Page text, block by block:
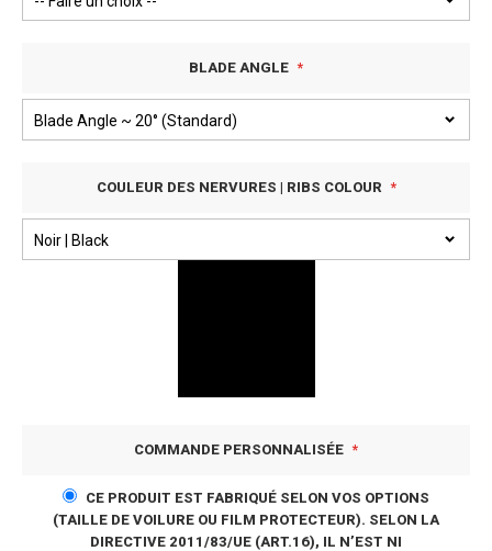
BLADE ANGLE
COULEUR DES NERVURES | RIBS COLOUR
COMMANDE PERSONNALISÉE
CE PRODUIT EST FABRIQUÉ SELON VOS OPTIONS
(TAILLE DE VOILURE OU FILM PROTECTEUR). SELON LA
DIRECTIVE 2011/83/UE (ART.16), IL N’EST NI